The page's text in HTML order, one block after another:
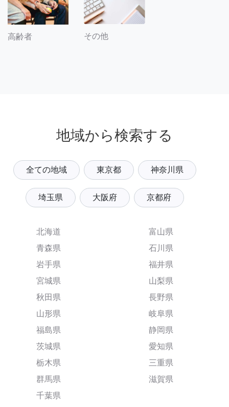
高齢者 その他
地域から検索する
全ての地域 東京都 神奈川県
埼玉県 大阪府 京都府
北海道
青森県
岩手県
宮城県
秋田県
山形県
福島県
茨城県
栃木県
群馬県
千葉県
富山県
石川県
福井県
山梨県
長野県
岐阜県
静岡県
愛知県
三重県
滋賀県